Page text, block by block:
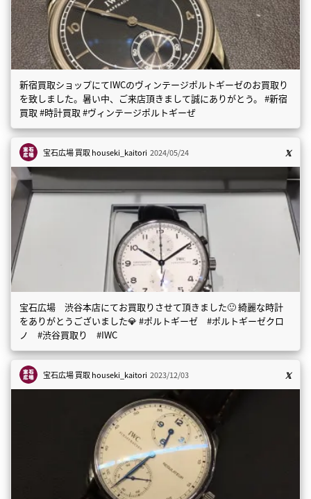
新宿買取ショップにてIWCのヴィンテージポルトギーゼのお買取り
を致しました。暑い中、ご来店頂きまして誠にありがとう。 #新宿
買取 #時計買取 #ヴィンテージポルトギーぜ
宝石広場 買取houseki_kaitori 2024/05/24
宝石広場 渋谷本店にてお買取りさせて頂きました🙂 綺麗な時計
をありがとうございました💎 #ポルトギーゼ #ポルトギーゼクロ
ノ #渋谷買取り #IWC
宝石広場 買取houseki_kaitori 2023/12/03